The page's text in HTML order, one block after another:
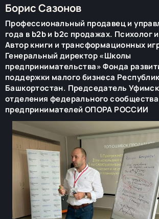
Борис Сазонов
Профессиональный продавец и
года в b2b и b2c продажах. Психолог
Автор книги и трансформационных
Генеральный директор «Школы
предпринимательства» Фонда
поддержки малого бизнеса
Башкортостан. Председатель
отделения федерального сообщества
предпринимателей ОПОРА РОССИИ